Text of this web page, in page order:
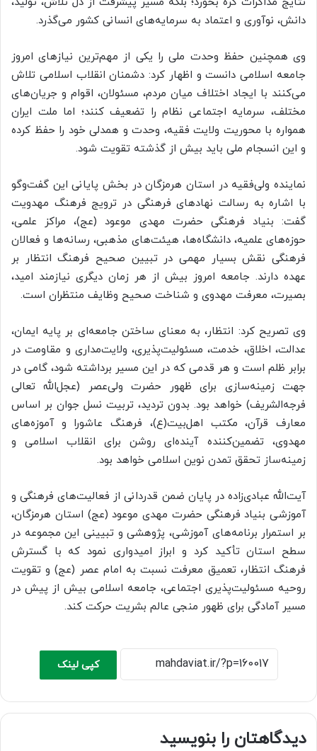
دانش، نوآوری و اعتماد به سرمایه‌های انسانی کشور می‌گذرد.
وی همچنین حفظ وحدت ملی را یکی از مهم‌ترین نیازهای امروز
جامعه اسلامی دانست و اظهار کرد: دشمنان انقلاب اسلامی تلاش
می‌کنند با ایجاد اختلاف میان مردم، مسئولان، اقوام و جریان‌های
مختلف، سرمایه اجتماعی نظام را تضعیف کنند؛ اما ملت ایران
همواره با محوریت ولایت فقیه، وحدت و همدلی خود را حفظ کرده
و این انسجام ملی باید بیش از گذشته تقویت شود.
نماینده ولی‌فقیه در استان هرمزگان در بخش پایانی این گفت‌وگو
با اشاره به رسالت نهادهای فرهنگی در ترویج فرهنگ مهدویت
گفت: بنیاد فرهنگی حضرت مهدی موعود (عج)، مراکز علمی،
حوزه‌های علمیه، دانشگاه‌ها، هیئت‌های مذهبی، رسانه‌ها و فعالان
فرهنگی نقش بسیار مهمی در تبیین صحیح فرهنگ انتظار بر
عهده دارند. جامعه امروز بیش از هر زمان دیگری نیازمند امید،
بصیرت، معرفت مهدوی و شناخت صحیح وظایف منتظران است.
وی تصریح کرد: انتظار، به معنای ساختن جامعه‌ای بر پایه ایمان،
عدالت، اخلاق، خدمت، مسئولیت‌پذیری، ولایت‌مداری و مقاومت در
برابر ظلم است و هر قدمی که در این مسیر برداشته شود، گامی در
جهت زمینه‌سازی برای ظهور حضرت ولی‌عصر (عجل‌الله تعالی
فرجه‌الشریف) خواهد بود. بدون تردید، تربیت نسل جوان بر اساس
معارف قرآن، مکتب اهل‌بیت(ع)، فرهنگ عاشورا و آموزه‌های
مهدوی، تضمین‌کننده آینده‌ای روشن برای انقلاب اسلامی و
زمینه‌ساز تحقق تمدن نوین اسلامی خواهد بود.
آیت‌الله عبادی‌زاده در پایان ضمن قدردانی از فعالیت‌های فرهنگی و
آموزشی بنیاد فرهنگی حضرت مهدی موعود (عج) استان هرمزگان،
بر استمرار برنامه‌های آموزشی، پژوهشی و تبیینی این مجموعه در
سطح استان تأکید کرد و ابراز امیدواری نمود که با گسترش
فرهنگ انتظار، تعمیق معرفت نسبت به امام عصر (عج) و تقویت
روحیه مسئولیت‌پذیری اجتماعی، جامعه اسلامی بیش از پیش در
مسیر آمادگی برای ظهور منجی عالم بشریت حرکت کند.
کپی لینک
دیدگاهتان را بنویسید